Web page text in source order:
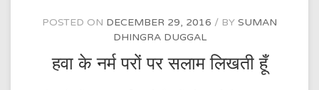
POSTED ON DECEMBER 29, 2016 BY SUMAN
DHINGRA DUGGAL
हवा के नर्म परों पर सलाम लिखती हूँ